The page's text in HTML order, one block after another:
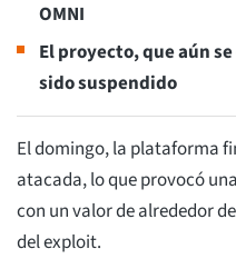
OMNI
El proyecto, que aún
sido suspendido
El domingo, la plataforma
atacada, lo que provocó
con un valor de alrededor
del exploit.